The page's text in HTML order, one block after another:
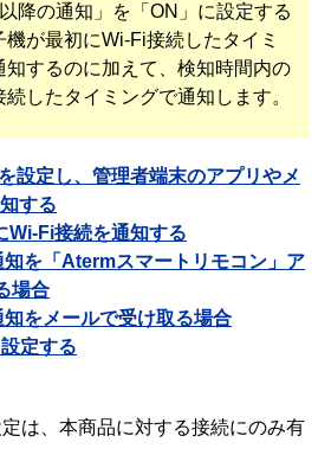
以降の通知」を「ON」に設定する
機が最初にWi-Fi接続したタイミ
知するのに加えて、検知時間内の
続したタイミングで通知します。
設定し、管理者端末のアプリやメ
する
Wi-Fi接続を通知する
知を「Atermスマートリモコン」ア
場合
知をメールで受け取る場合
定する
は、本商品に対する接続にのみ有